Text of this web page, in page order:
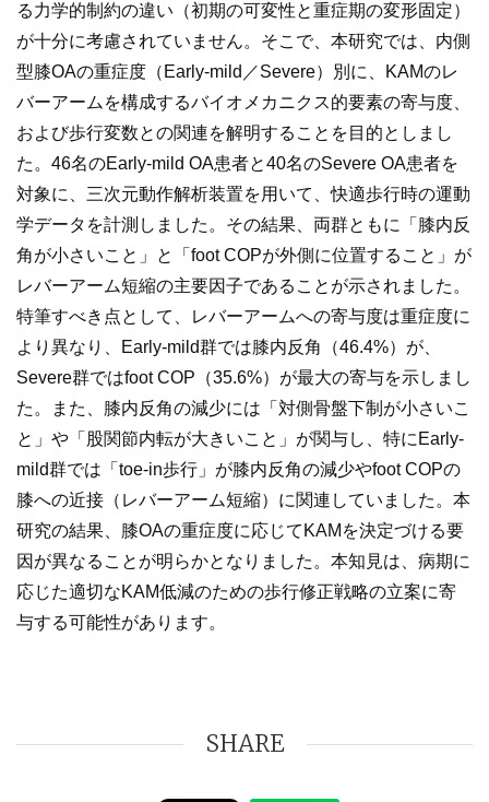
る力学的制約の違い（初期の可変性と重症期の変形固定）
が十分に考慮されていません。そこで、本研究では、内側
型膝OAの重症度（Early-mild／Severe）別に、KAMのレ
バーアームを構成するバイオメカニクス的要素の寄与度、
および歩行変数との関連を解明することを目的としまし
た。46名のEarly-mild OA患者と40名のSevere OA患者を
対象に、三次元動作解析装置を用いて、快適歩行時の運動
学データを計測しました。その結果、両群ともに「膝内反
角が小さいこと」と「foot COPが外側に位置すること」が
レバーアーム短縮の主要因子であることが示されました。
特筆すべき点として、レバーアームへの寄与度は重症度に
より異なり、Early-mild群では膝内反角（46.4%）が、
Severe群ではfoot COP（35.6%）が最大の寄与を示しまし
た。また、膝内反角の減少には「対側骨盤下制が小さいこ
と」や「股関節内転が大きいこと」が関与し、特にEarly-
mild群では「toe-in歩行」が膝内反角の減少やfoot COPの
膝への近接（レバーアーム短縮）に関連していました。本
研究の結果、膝OAの重症度に応じてKAMを決定づける要
因が異なることが明らかとなりました。本知見は、病期に
応じた適切なKAM低減のための歩行修正戦略の立案に寄
与する可能性があります。
SHARE